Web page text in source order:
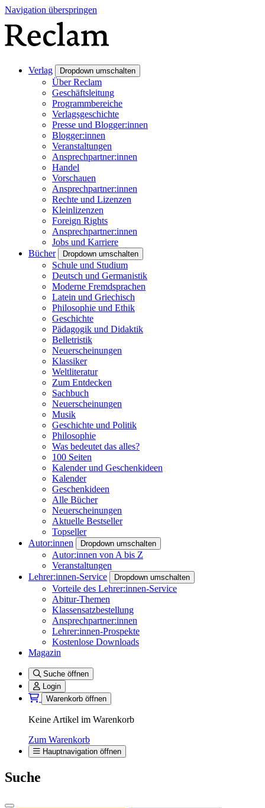
Navigation überspringen
Verlag Dropdown umschalten
Über Reclam
Geschäftsleitung
Programmbereiche
Verlagsgeschichte
Presse und Blogger:innen
Blogger:innen
Veranstaltungen
Ansprechpartner:innen
Handel
Vorschauen
Ansprechpartner:innen
Rechte und Lizenzen
Kleinlizenzen
Foreign Rights
Ansprechpartner:innen
Jobs und Karriere
Bücher
Dropdown umschalten
Schule und Studium
Deutsch und Germanistik
Moderne Fremdsprachen
Latein und Griechisch
Philosophie und Ethik
Geschichte
Pädagogik und Didaktik
Belletristik
Neuerscheinungen
Klassiker
Weltliteratur
Zum Entdecken
Sachbuch
Neuerscheinungen
Musik
Geschichte und Politik
Philosophie
Was bedeutet das alles?
100 Seiten
Kalender und Geschenkideen
Kalender
Geschenkideen
Alle Bücher
Neuerscheinungen
Aktuelle Bestseller
Topseller
Autor:innen
Dropdown umschalten
Autor:innen von A bis Z
Veranstaltungen
Lehrer:innen-Service
Dropdown umschalten
Vorteile des Lehrer:innen-Service
Abitur-Themen
Klassensatzbestellung
Ansprechpartner:innen
Lehrer:innen-Prospekte
Kostenlose Downloads
Magazin
Suche öffnen
Login
Warenkorb öffnen
Keine Artikel im Warenkorb
Zum Warenkorb
Hauptnavigation öffnen
Suche